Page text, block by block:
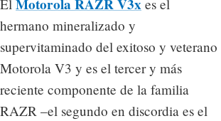
El Motorola RAZR V3x es el
hermano mineralizado y
supervitaminado del exitoso y veterano
Motorola V3 y es el tercer y más
reciente componente de la familia
RAZR –el segundo en discordia es el